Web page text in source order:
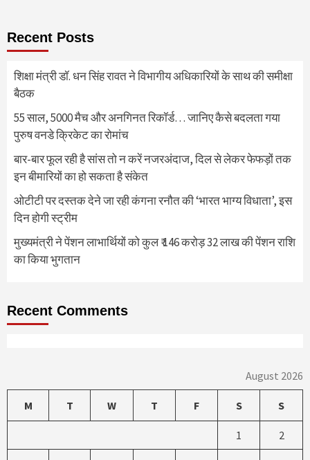
Recent Posts
शिक्षा मंत्री डॉ. धन सिंह रावत ने विभागीय अधिकारियों के साथ की समीक्षा
बैठक
55 साल, 5000 मैच और अनगिनत रिकॉर्ड… जानिए कैसे बदलता गया
पुरुष वनडे क्रिकेट का रोमांच
बार-बार फूल रही है सांस तो न करें नजरअंदाज, दिल से लेकर फेफड़ों तक
इन बीमारियों का हो सकता है संकेत
ओटीटी पर दस्तक देने जा रही कंगना रनौत की ‘भारत भाग्य विधाता’, इस
दिन होगी स्ट्रीम
मुख्यमंत्री ने पेंशन लाभार्थियों को कुल ₹ 146 करोड़ 32 लाख की पेंशन राशि
का किया भुगतान
Recent Comments
August 2026
M T W T F S S
1 2